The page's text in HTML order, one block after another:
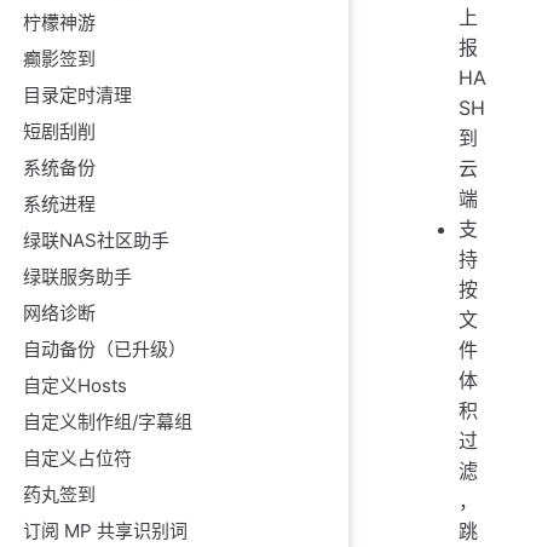
柠檬神游
癫影签到
目录定时清理
短剧刮削
系统备份
系统进程
绿联NAS社区助手
绿联服务助手
网络诊断
自动备份（已升级）
自定义Hosts
自定义制作组/字幕组
自定义占位符
药丸签到
订阅 MP 共享识别词
上
报
HA
SH
到
云
端
支
持
按
文
件
体
积
过
滤
，
跳